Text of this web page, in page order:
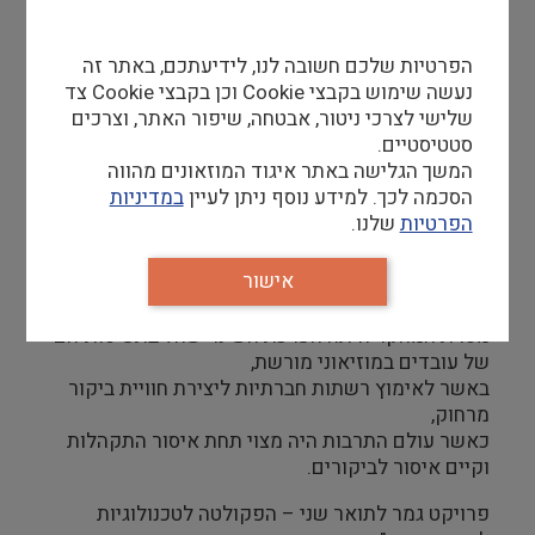
מדע וטבע
ביטחון ובטיחות
שימור
התיישבות
זכוכית וקרמיקה
רישום וקטלוג
מטרת המחקר היתה הערכת השינוי שחל בתפיסותיהם
של עובדים במוזיאוני מורשת,
באשר לאימוץ רשתות חברתיות ליצירת חוויית ביקור
מרחוק,
כאשר עולם התרבות היה מצוי תחת איסור התקהלות
וקיים איסור לביקורים.
פרויקט גמר לתואר שני – הפקולטה לטכנולוגיות
הפרטיות שלכם חשובה לנו, לידיעתכם, באתר זה
נעשה שימוש בקבצי Cookie וכן בקבצי Cookie צד
שלישי לצרכי ניטור, אבטחה, שיפור האתר, וצרכים
סטטיסטיים.
המשך הגלישה באתר איגוד המוזאונים מהווה
הסכמה לכך. למידע נוסף ניתן לעייןבמדיניות
הפרטיותשלנו.
אישור